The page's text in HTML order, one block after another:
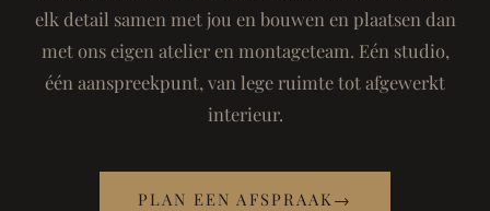
elk detail samen met jou en bouwen en plaatsen dan
met ons eigen atelier en montageteam. Eén studio,
één aanspreekpunt, van lege ruimte tot afgewerkt
interieur.
PLAN EEN AFSPRAAK →